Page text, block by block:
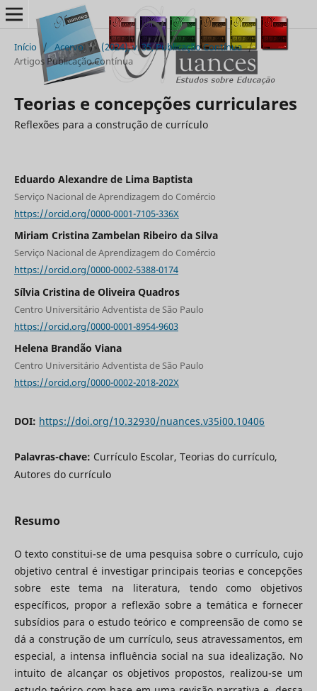
Início / Acervo / (2024), v. 35, Publicação Contínua /
Artigos Publicação Contínua
Teorias e concepções curriculares
Reflexões para a construção de currículo
Eduardo Alexandre de Lima Baptista
Serviço Nacional de Aprendizagem do Comércio
https://orcid.org/0000-0001-7105-336X
Miriam Cristina Zambelan Ribeiro da Silva
Serviço Nacional de Aprendizagem do Comércio
https://orcid.org/0000-0002-5388-0174
Sílvia Cristina de Oliveira Quadros
Centro Universitário Adventista de São Paulo
https://orcid.org/0000-0001-8954-9603
Helena Brandão Viana
Centro Universitário Adventista de São Paulo
https://orcid.org/0000-0002-2018-202X
DOI: https://doi.org/10.32930/nuances.v35i00.10406
Palavras-chave: Currículo Escolar, Teorias do currículo,
Autores do currículo
Resumo
O texto constitui-se de uma pesquisa sobre o currículo, cujo
objetivo central é investigar principais teorias e concepções
sobre este tema na literatura, tendo como objetivos
específicos, propor a reflexão sobre a temática e fornecer
subsídios para o estudo teórico e compreensão de como se
dá a construção de um currículo, seus atravessamentos, em
especial, a intensa influência social na sua idealização. No
intuito de alcançar os objetivos propostos, realizou-se um